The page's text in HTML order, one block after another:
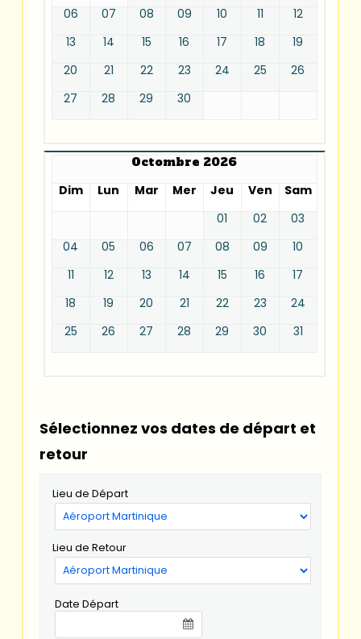
06
07 08 09 10 11
12
13
14 15 16 17 18
19
20
21 22 23 24 25
26
27
28 29 30
Octombre 2026
Dim
Lun Mar Mer Jeu Ven
Sam
01
02
03
04
05 06 07 08 09
10
11
12 13 14 15 16
17
18
19 20 21 22 23
24
25
26 27 28 29 30 31
Sélectionnez vos dates de départ et
retour
Lieu de Départ
Lieu de Retour
Date Départ